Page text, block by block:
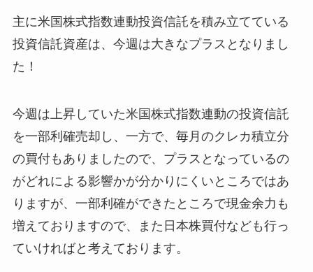
主に米国株式指数連動投資信託を積み立てている
投資信託資産は、今週は大きなプラスとなりまし
た！
今週は上昇していた米国株式指数連動の投資信託
を一部利確売却し、一方で、毎月のクレカ積立分
の買付もありましたので、プラスとなっているの
がどれによる影響かが分かりにくいところではあ
りますが、一部利確ができたところで現金余力も
増えておりますので、また日本株買付なども行っ
ていければと考えております。